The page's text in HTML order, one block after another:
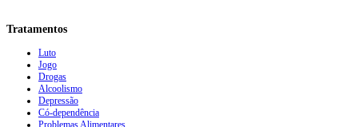
Tratamentos
Luto
Jogo
Drogas
Alcoolismo
Depressão
Có-dependência